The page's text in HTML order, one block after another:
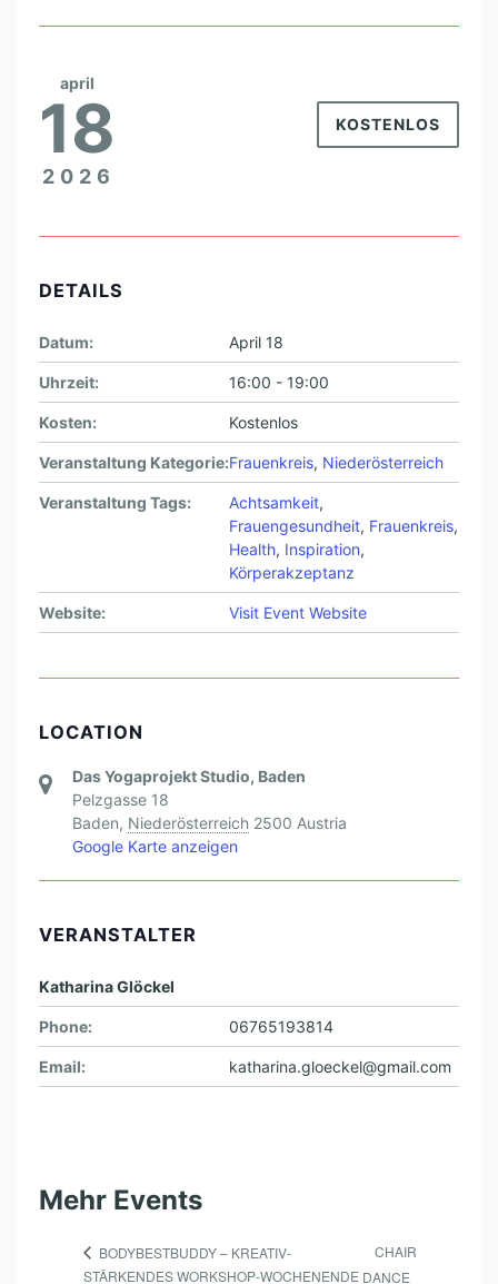
april
18
2026
KOSTENLOS
DETAILS
Datum: April 18
Uhrzeit: 16:00 - 19:00
Kosten: Kostenlos
Veranstaltung Kategorie:Frauenkreis, Niederösterreich
Veranstaltung Tags: Achtsamkeit,
Frauengesundheit, Frauenkreis,
Health, Inspiration,
Körperakzeptanz
Website: Visit Event Website
LOCATION
Das Yogaprojekt Studio, Baden
Pelzgasse 18
Baden, Niederösterreich 2500 Austria
Google Karte anzeigen
VERANSTALTER
Katharina Glöckel
Phone: 06765193814
Email: katharina.gloeckel@gmail.com
Mehr Events
BODYBESTBUDDY – KREATIV-
STÄRKENDES WORKSHOP-WOCHENENDE
CHAIR
DANCE